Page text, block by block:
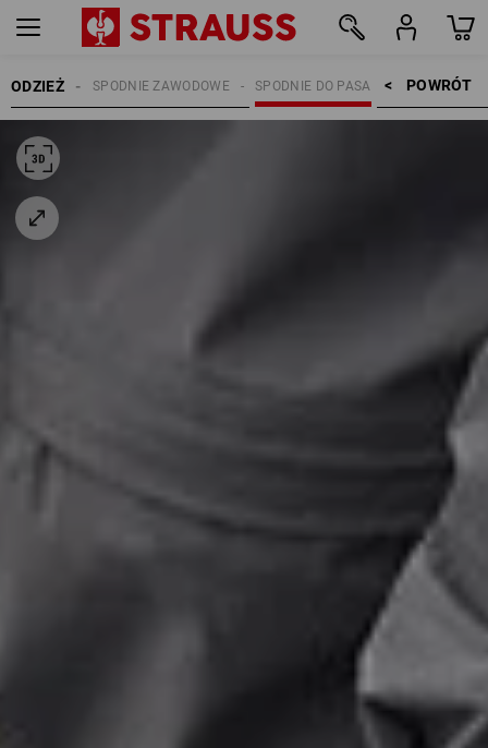
ODZIEŻ POWRÓT    >
SPODNIE DO PASA
SPODNIE ZAWODOWE
ROBOCZE